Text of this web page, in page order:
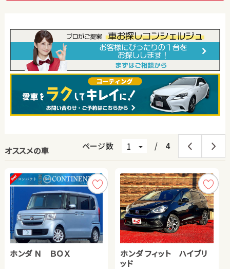
オススメの車 ページ数 / 4
ホンダ Ｎ ＢＯＸ
ホンダ フィット ハイブリ
ッド
スバル フォレスター トヨタ アクア
スズキ ジムニーシエラ トヨタ ノア
日産 エクストレイル 日産 セレナ